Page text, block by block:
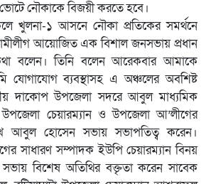
নৌকাকে বিজয়ী করতে হবে।
খুলনা-১ আসনে নৌকা প্রতিকের সমর্থনে
আয়োজিত এক বিশাল জনসভায় প্রধান
বলেন। তিনি বলেন আরেকবার আমাকে
ব্যবস্থাসহ এ অঞ্চলের অবশিষ্ট
দাকোপ উপজেলা সদরে আবুল মাধ্যমিক
উপজেলা চেয়ারম্যান ও উপজেলা আ’লীগের
আবুল হোসেন সভায় সভাপতিত্ব করেন।
সাধারণ সম্পাদক ইউপি চেয়ারম্যান বিনয়
সভায় বিশেষ অতিথির বক্তৃতা করেন সাবেক